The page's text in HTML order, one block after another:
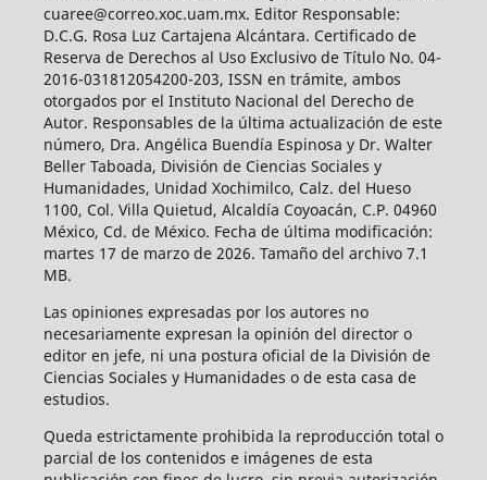
cuaree@correo.xoc.uam.mx. Editor Responsable:
D.C.G. Rosa Luz Cartajena Alcántara. Certificado de
Reserva de Derechos al Uso Exclusivo de Título No. 04-
2016-031812054200-203, ISSN en trámite, ambos
otorgados por el Instituto Nacional del Derecho de
Autor. Responsables de la última actualización de este
número, Dra. Angélica Buendía Espinosa y Dr. Walter
Beller Taboada, División de Ciencias Sociales y
Humanidades, Unidad Xochimilco, Calz. del Hueso
1100, Col. Villa Quietud, Alcaldía Coyoacán, C.P. 04960
México, Cd. de México. Fecha de última modificación:
martes 17 de marzo de 2026. Tamaño del archivo 7.1
MB.
Las opiniones expresadas por los autores no
necesariamente expresan la opinión del director o
editor en jefe, ni una postura oficial de la División de
Ciencias Sociales y Humanidades o de esta casa de
estudios.
Queda estrictamente prohibida la reproducción total o
parcial de los contenidos e imágenes de esta